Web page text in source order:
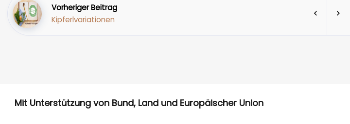
Vorheriger Beitrag
Kipferlvariationen
Mit Unterstützung von Bund, Land und Europäischer Union